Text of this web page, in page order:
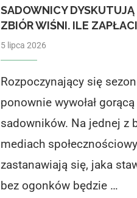
SADOWNICY
ZBIÓR WIŚNI. ILE
5 lipca 2026
Rozpoczynający się
ponownie wywołał
sadowników. Na jednej z
mediach
zastanawiają się, jaka
bez ogonków będzie …